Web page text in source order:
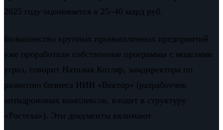
2025 году оценивается в 25–40 млрд руб.
Большинство крупных промышленных предприятий
уже проработали собственные программы с моделями
угроз, говорит Наталия Котляр, замдиректора по
развитию бизнеса НИИ «Вектор» (разработчик
антидроновых комплексов, входит в структуру
«Ростеха»). Эти документы включают